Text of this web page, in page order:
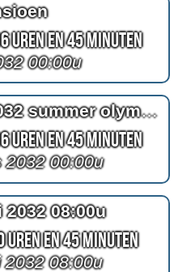
Uren en 45 Minuten
00:00u
midpoint of the 2032 summer olympics
Uren en 45 Minuten
2032 00:00u
2032 08:00u
Uren en 45 Minuten
2032 08:00u